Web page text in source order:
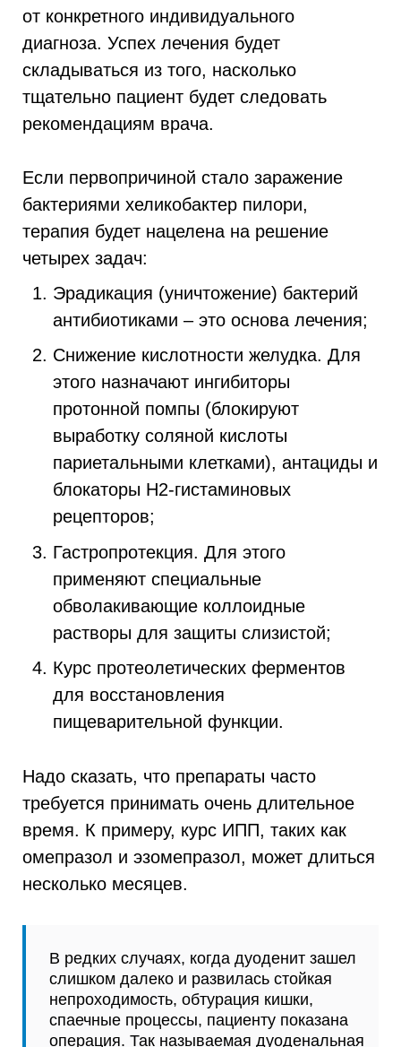
от конкретного индивидуального
диагноза. Успех лечения будет
складываться из того, насколько
тщательно пациент будет следовать
рекомендациям врача.
Если первопричиной стало заражение
бактериями хеликобактер пилори,
терапия будет нацелена на решение
четырех задач:
Эрадикация (уничтожение) бактерий
антибиотиками – это основа лечения;
Снижение кислотности желудка. Для
этого назначают ингибиторы
протонной помпы (блокируют
выработку соляной кислоты
париетальными клетками), антациды и
блокаторы H2-гистаминовых
рецепторов;
Гастропротекция. Для этого
применяют специальные
обволакивающие коллоидные
растворы для защиты слизистой;
Курс протеолетических ферментов
для восстановления
пищеварительной функции.
Надо сказать, что препараты часто
требуется принимать очень длительное
время. К примеру, курс ИПП, таких как
омепразол и эзомепразол, может длиться
несколько месяцев.
В редких случаях, когда дуоденит зашел
слишком далеко и развилась стойкая
непроходимость, обтурация кишки,
спаечные процессы, пациенту показана
операция. Так называемая дуоденальная